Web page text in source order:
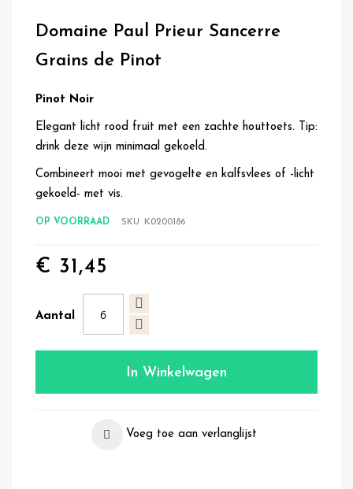
het
van
afbeeldingen-
Domaine Paul Prieur Sancerre
Grains de Pinot
Pinot Noir
Elegant licht rood fruit met een zachte houttoets. Tip:
drink deze wijn minimaal gekoeld.
Combineert mooi met gevogelte en kalfsvlees of -licht
gekoeld- met vis.
OP VOORRAAD SKU K0200186
€ 31,45
Aantal
In Winkelwagen
Voeg toe aan verlanglijst